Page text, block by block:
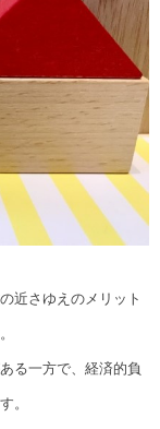
近さゆえのメリット
る一方で、経済的負
。